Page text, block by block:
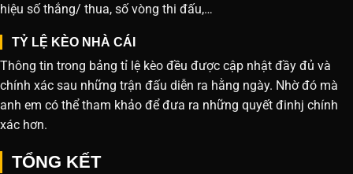
hiệu số thắng/ thua, số vòng thi đấu,…
TỶ LỆ KÈO NHÀ CÁI
Thông tin trong bảng tỉ lệ kèo đều được cập nhật đầy đủ và
chính xác sau những trận đấu diễn ra hằng ngày. Nhờ đó mà
anh em có thể tham khảo để đưa ra những quyết đinhj chính
xác hơn.
TỔNG KẾT